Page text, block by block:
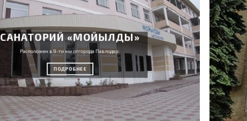
САНАТОРИЙ «МОЙЫЛДЫ»
Расположен в 9-ти км отгорода Павлодар.
ПОДРОБНЕЕ